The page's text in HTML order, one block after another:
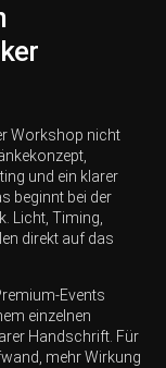
Workshop nicht
und ein klarer
beginnt bei der
Licht, Timing,
direkt auf das
Events
einzelnen
Handschrift. Für
mehr Wirkung